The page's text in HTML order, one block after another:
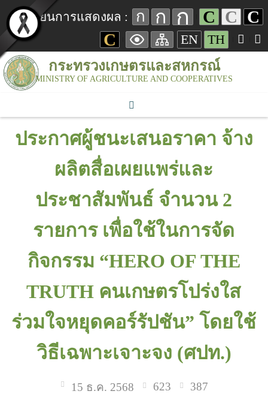
เปลี่ยนการแสดงผล : ก ก ก C C C
C
EN TH
กระทรวงเกษตรและสหกรณ์
MINISTRY OF AGRICULTURE AND COOPERATIVES
ประกาศผู้ชนะเสนอราคา จ้าง
ผลิตสื่อเผยแพร่และ
ประชาสัมพันธ์ จำนวน 2
รายการ เพื่อใช้ในการจัด
กิจกรรม “HERO OF THE
TRUTH คนเกษตรโปร่งใส
ร่วมใจหยุดคอร์รัปชัน” โดยใช้
วิธีเฉพาะเจาะจง (ศปท.)
15 ธ.ค. 2568 623 387